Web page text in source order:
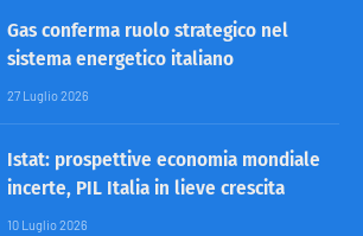
Gas conferma ruolo strategico nel
sistema energetico italiano
27 Luglio 2026
Istat: prospettive economia mondiale
incerte, PIL Italia in lieve crescita
10 Luglio 2026